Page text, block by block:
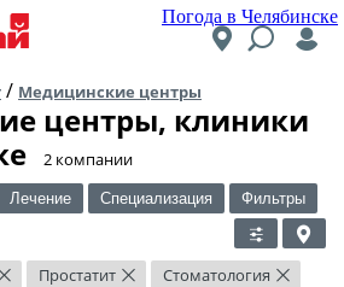
Погода в Челябинске
/ Медицинские центры
центры, клиники
​2 компании
Лечение Специализация Фильтры
Простатит × Стоматология ×